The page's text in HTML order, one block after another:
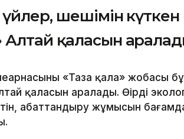
шешімін күткен
Алтай қаласын
«Таза қала» жобасы
қаласын аралады. Өңірдің
абаттандыру жұмысын